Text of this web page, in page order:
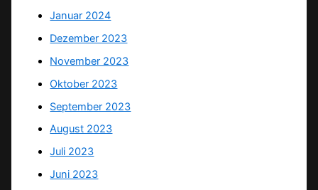
Januar 2024
Dezember 2023
November 2023
Oktober 2023
September 2023
August 2023
Juli 2023
Juni 2023